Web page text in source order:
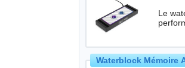
Le
Waterblock Mémoire